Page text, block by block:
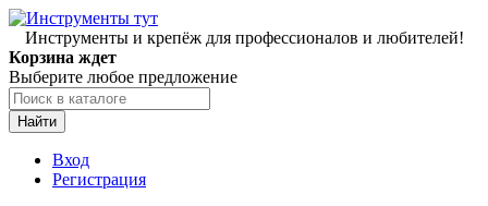
Инструменты и крепёж для профессионалов и любителей!
Корзина ждет
Выберите любое предложение
Найти
Вход
Регистрация